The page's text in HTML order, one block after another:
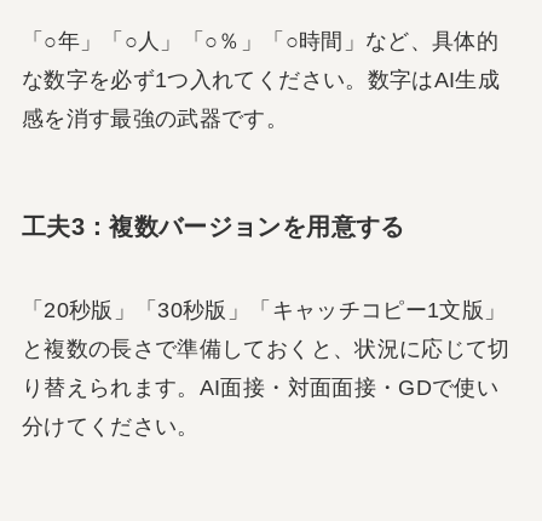
「○年」「○人」「○％」「○時間」など、具体的
な数字を必ず1つ入れてください。数字はAI生成
感を消す最強の武器です。
工夫3：複数バージョンを用意する
「20秒版」「30秒版」「キャッチコピー1文版」
と複数の長さで準備しておくと、状況に応じて切
り替えられます。AI面接・対面面接・GDで使い
分けてください。